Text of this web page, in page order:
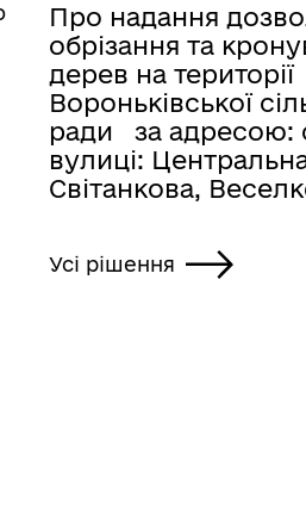
Про надання
обрізання та
дерев на території
Вороньківської
ради за адресою:
вулиці:
Світанкова,
Усі рішення